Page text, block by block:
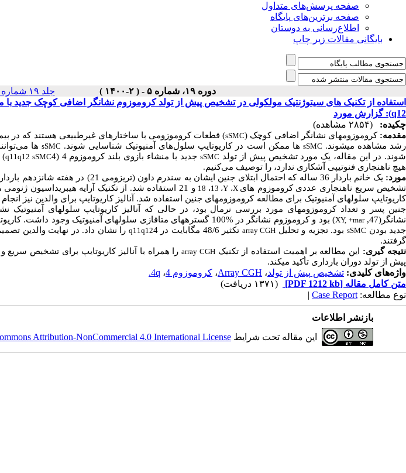
صفحه پرسش‌های متداول
صفحه برترین‌های پایگاه
اطلاع‌رسانی به دوستان
بایگانی مقالات زیر چاپ
دوره ۱۹، شماره ۵ - ( ۲-۱۴۰۰ ) جلد ۱۹ شماره ۵ صفحات ۴۸۲-۴۷۷
q12): گزارش مورد
چکیده:
(۲۸۵۴ مشاهده)
مقدمه: کروموزوم­های نشانگر اضافی کوچک (sSMC) قطعات کروموزومی با ساختارهای غیر طبیعی هستند که در
رشد مشاهده می­شوند. sSMC ها ممکن است در کاریوتایپ سلولهای آمنیوتیک شناسایی شوند. sSMC ها می
شوند. در این مقاله، یک مورد تشخیص پیش از تولد sSMC جدید با منشاء بازوی بلند کروموزوم 4 (4 q11q12 sSMC
)
هیچ ناهنجاری فنوتیپی آشکاری ندارد، را توصیف میکنیم.
مورد: یک خانم باردار 36 ساله که احتمال ابتلای جنین ایشان به سندرم داون (تریزومی 21) در هفته شانزدهم بارداری مثبت شده بود. از تکنیک
تشخیص سریع ناهنجاری عددی کروموزوم های X، Y، 13، 18 و 21 استفاده شد. از تکنیک آرایه هیبریداسیون ژنومی مقایسه­ای (
کاریوتایپ سلول­های آمنیوتیک برای مطالعه کروموزوم­های جنین استفاده شد. آنالیز کاریوتایپ برای والدین نیز
جنین پسر و تعداد کروموزوم­های مورد بررسی نرمال بود، در حالی که آنالیز کاریوتایپ سلول­های آمنیوتیک
نشانگر(47,
XY, +mar
) بود و کروموزوم نشانگر در %100 گستره­های متافازی سلول­های آمنیوتیک وجود
جدید بودن sSMC بود. تجزیه و تحلیل array CGH تکثیر 48/6 مگابایت در 4 q11q12 را نشان داد. در نهایت والدین
گرفتند.
نتیجه­ گیری: این مطالعه بر اهمیت استفاده از تکنیک array CGHرا همراه با آنالیز کاریوتایپ برای تشخیص سریع
پیش از تولد دوران بارداری تأکید می­کند.
واژه‌های کلیدی: تشخیص پیش از تولد، Array CGH، کروموزوم 4 ، 4q.
متن کامل مقاله [PDF 1212 kb]
(۱۳۷۱ دریافت)
نوع مطالعه: Case Report
|
بازنشر اطلاعات
این مقاله تحت شرایط Attribution-NonCommercial 4.0 International License